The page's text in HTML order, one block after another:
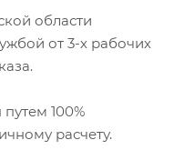
области
от 3-х рабочих
100%
расчету.